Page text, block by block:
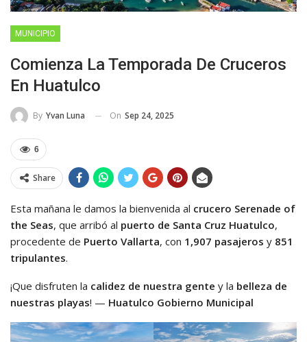
MUNICIPIO
Comienza La Temporada De Cruceros
En Huatulco
By Yvan Luna On Sep 24, 2025
6
Share
Esta mañana le damos la bienvenida al crucero Serenade of
the Seas, que arribó al puerto de Santa Cruz Huatulco,
procedente de Puerto Vallarta, con 1,907 pasajeros y 851
tripulantes.
¡Que disfruten la calidez de nuestra gente y la belleza de
nuestras playas! — Huatulco Gobierno Municipal